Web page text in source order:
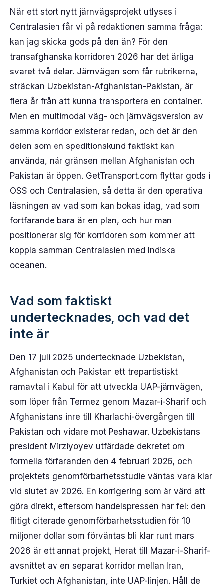
När ett stort nytt järnvägsprojekt utlyses i
Centralasien får vi på redaktionen samma fråga:
kan jag skicka gods på den än? För den
transafghanska korridoren 2026 har det ärliga
svaret två delar. Järnvägen som får rubrikerna,
sträckan Uzbekistan-Afghanistan-Pakistan, är
flera år från att kunna transportera en container.
Men en multimodal väg- och järnvägsversion av
samma korridor existerar redan, och det är den
delen som en speditionskund faktiskt kan
använda, när gränsen mellan Afghanistan och
Pakistan är öppen. GetTransport.com flyttar gods i
OSS och Centralasien, så detta är den operativa
läsningen av vad som kan bokas idag, vad som
fortfarande bara är en plan, och hur man
positionerar sig för korridoren som kommer att
koppla samman Centralasien med Indiska
oceanen.
Vad som faktiskt
undertecknades, och vad det
inte är
Den 17 juli 2025 undertecknade Uzbekistan,
Afghanistan och Pakistan ett trepartistiskt
ramavtal i Kabul för att utveckla UAP-järnvägen,
som löper från Termez genom Mazar-i-Sharif och
Afghanistans inre till Kharlachi-övergången till
Pakistan och vidare mot Peshawar. Uzbekistans
president Mirziyoyev utfärdade dekretet om
formella förfaranden den 4 februari 2026, och
projektets genomförbarhetsstudie väntas vara klar
vid slutet av 2026. En korrigering som är värd att
göra direkt, eftersom handelspressen har fel: den
flitigt citerade genomförbarhetsstudien för 10
miljoner dollar som förväntas bli klar runt mars
2026 är ett annat projekt, Herat till Mazar-i-Sharif-
avsnittet av en separat korridor mellan Iran,
Turkiet och Afghanistan, inte UAP-linjen. Håll de